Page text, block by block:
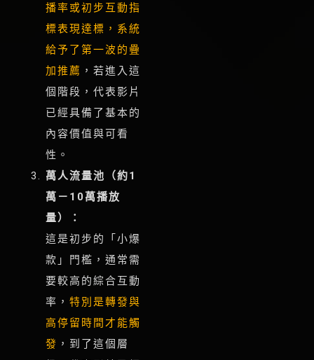
播率或初步互動指
標表現達標，系統
給予了第一波的疊
加推薦 ，若進入這
個階段，代表影片
已經具備了基本的
內容價值與可看
性。
萬人流量池（約1
萬－10萬播放
量）：
這是初步的「小爆
款」門檻，通常需
要較高的綜合互動
率， 特別是轉發與
高停留時間才能觸
發 ，到了這個層